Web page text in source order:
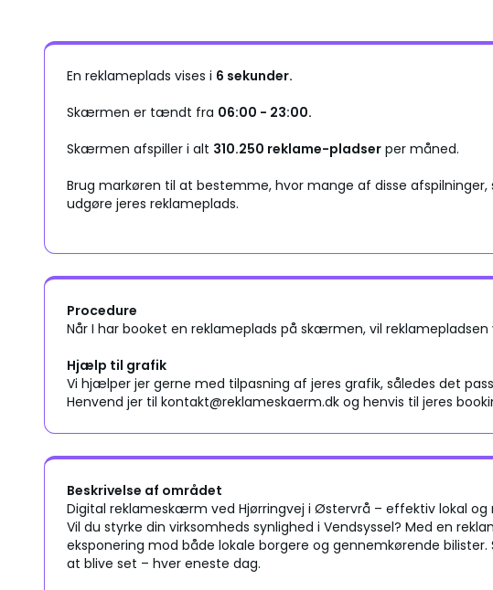
En reklameplads vises i 6 sekunder.
Skærmen er tændt fra 06:00 - 23:00.
Skærmen afspiller i alt 310.250 reklame-pladser per måned.
Brug markøren til at bestemme, hvor mange af disse afspilninger,
udgøre jeres reklameplads.
Procedure
Når I har booket en reklameplads på skærmen, vil
Hjælp til grafik
Vi hjælper jer gerne med tilpasning af jeres grafik, således det
Henvend jer til kontakt@reklameskaerm.dk og henvis til jeres
Beskrivelse af området
Digital reklameskærm ved Hjørringvej i Østervrå – effektiv lokal og
Vil du styrke din virksomheds synlighed i Vendsyssel? Med en
eksponering mod både lokale borgere og gennemkørende
at blive set – hver eneste dag.